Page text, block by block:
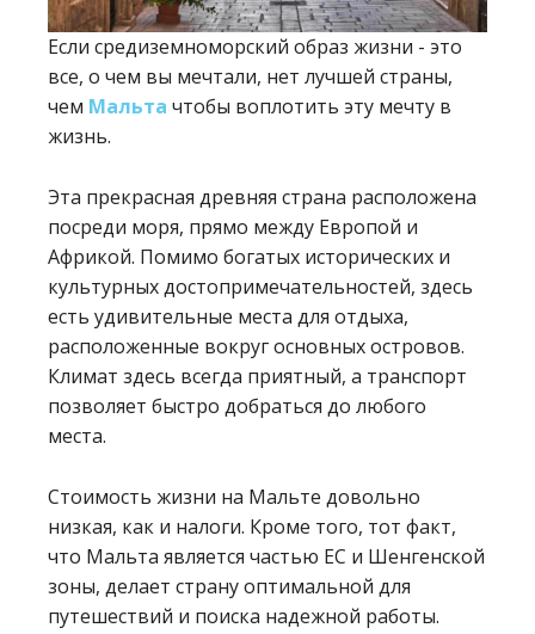
Если средиземноморский образ жизни - это
все, о чем вы мечтали, нет лучшей страны,
чем Мальта чтобы воплотить эту мечту в
жизнь.
Эта прекрасная древняя страна расположена
посреди моря, прямо между Европой и
Африкой. Помимо богатых исторических и
культурных достопримечательностей, здесь
есть удивительные места для отдыха,
расположенные вокруг основных островов.
Климат здесь всегда приятный, а транспорт
позволяет быстро добраться до любого
места.
Стоимость жизни на Мальте довольно
низкая, как и налоги. Кроме того, тот факт,
что Мальта является частью ЕС и Шенгенской
зоны, делает страну оптимальной для
путешествий и поиска надежной работы.